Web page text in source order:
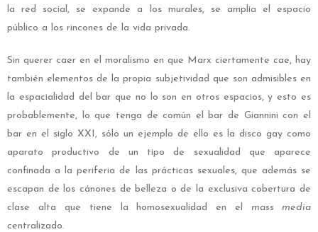
la red social, se expande a los murales, se amplía el espacio
público a los rincones de la vida privada.
Sin querer caer en el moralismo en que Marx ciertamente cae, hay
también elementos de la propia subjetividad que son admisibles en
la espacialidad del bar que no lo son en otros espacios, y esto es
probablemente, lo que tenga de común el bar de Giannini con el
bar en el siglo XXI, sólo un ejemplo de ello es la disco gay como
aparato productivo de un tipo de sexualidad que aparece
confinada a la periferia de las prácticas sexuales, que además se
escapan de los cánones de belleza o de la exclusiva cobertura de
clase alta que tiene la homosexualidad en el mass media
centralizado.